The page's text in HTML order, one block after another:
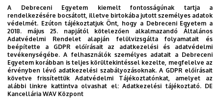
A specializációválasztás időszaka: 3. félévben.
Jelentkezési határidő: minden ősszel november 15.
A specializációválasztás módja: szakon belül (tehát nem a
Tanulmányi Osztályon keresztül!), ajelentkezési lap
leadása a tanszéki ügyintézőnek.
További részletek:tájékoztató a specializációválasztásról
Legutóbbi frissítés: 2023. 09. 05. 14:41
A Debreceni Egyetem kiemelt fontosságúnak tartja a
rendelkezésére bocsátott, illetve birtokába jutott személyes adatok
védelmét. Ezúton tájékoztatjuk Önt, hogy a Debreceni Egyetem a
2018. május 25. napjától kötelezően alkalmazandó Általános
Adatvédelmi Rendelet alapján felülvizsgálta folyamatait és
beépítette a GDPR előírásait az adatkezelési és adatvédelmi
tevékenységébe. A felhasználók személyes adatait a Debreceni
Egyetem korábban is teljes körültekintéssel kezelte, megfelelve az
érvényben lévő adatkezelési szabályozásoknak. A GDPR előírásait
követve frissítettük Adatvédelmi Tájékoztatónkat, amelyet az
alábbi linkre kattintva olvashat el:Adatkezelési tájékoztató. DE
Kancellária WAV Központ